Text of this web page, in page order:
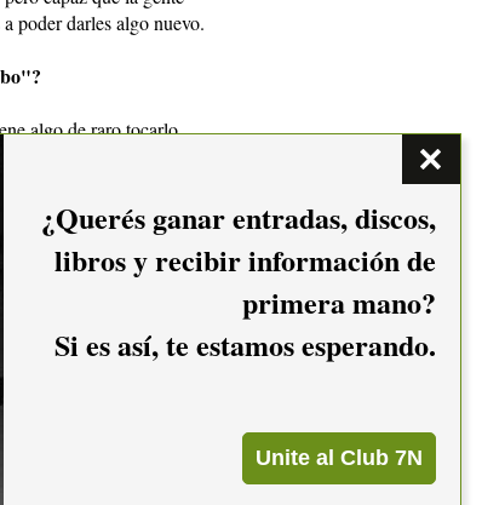
poder darles algo nuevo.
algo de raro tocarlo
los otros temas no
experiencia, no
dos segundos, nos
"La piel del lobo" es
El estribillo más choto
lo tocábamos entre
es que sigan la misma
que el disco está pronto
¿Querés ganar entradas, discos,
libros y recibir información de
primera mano?
Si es así, te estamos esperando.